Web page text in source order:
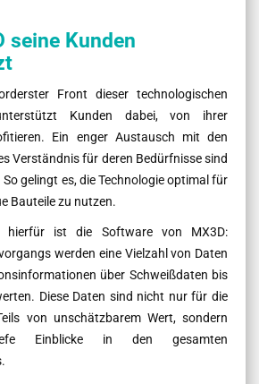
seine Kunden
Front dieser technologischen
Kunden dabei, von ihrer
Ein enger Austausch mit den
Verständnis für deren Bedürfnisse sind
gelingt es, die Technologie optimal für
Bauteile zu nutzen.
hierfür ist die Software von MX3D:
werden eine Vielzahl von Daten
über Schweißdaten bis
Diese Daten sind nicht nur für die
von unschätzbarem Wert, sondern
Einblicke in den gesamten